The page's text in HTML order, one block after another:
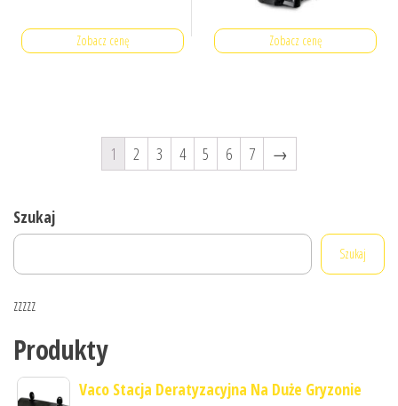
Zobacz cenę Zobacz cenę
1 2 3 4 5 6 7 →
Szukaj
Szukaj
zzzzz
Produkty
Vaco Stacja Deratyzacyjna Na Duże Gryzonie